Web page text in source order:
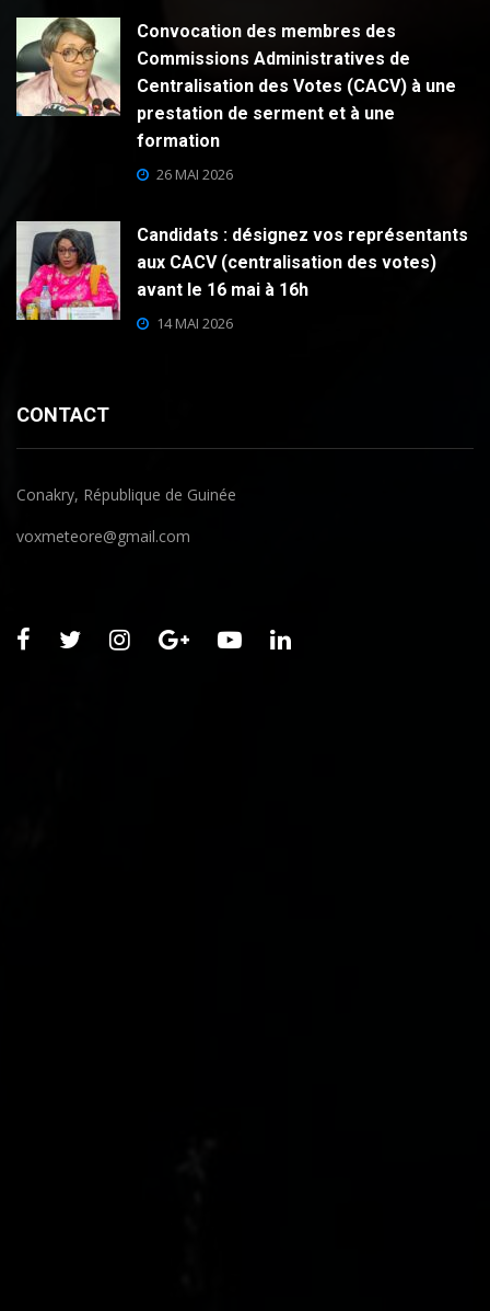
Convocation des membres des
Commissions Administratives de
Centralisation des Votes (CACV) à une
prestation de serment et à une
formation
26 MAI 2026
Candidats : désignez vos représentants
aux CACV (centralisation des votes)
avant le 16 mai à 16h
14 MAI 2026
CONTACT
Conakry, République de Guinée
voxmeteore@gmail.com